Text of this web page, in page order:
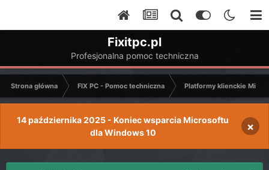
Fixitpc.pl
Profesjonalna pomoc techniczna
Strona główna FIX PC - Pomoc techniczna Platformy klienckie
14 października 2025 - Koniec wsparcia Microsoftu
dla Windows 10
×